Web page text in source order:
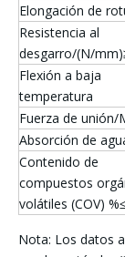
Elongación de
Resistencia al
desgarro/(N/
Flexión a baja
temperatura
Fuerza de unión/
Absorción de
Contenido de
compuestos
volátiles (COV)
Nota: Los datos